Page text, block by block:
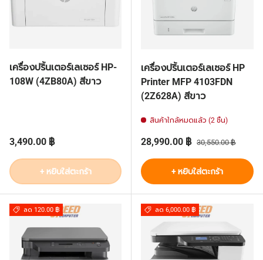
เครื่องปริ้นเตอร์เลเซอร์ HP-
108W (4ZB80A) สีขาว
ราคาปกติ
3,490.00 ฿
+ หยิบใส่ตะกร้า
เครื่องปริ้นเตอร์เลเซอร์ HP
Printer MFP 4103FDN
(2Z628A) สีขาว
สินค้าใกล้หมดแล้ว (2 ชิ้น)
ราคาส่วนลด
28,990.00 ฿ ราคาปกติ
30,550.00 ฿
+ หยิบใส่ตะกร้า
ลด 120.00 ฿ ลด 6,000.00 ฿